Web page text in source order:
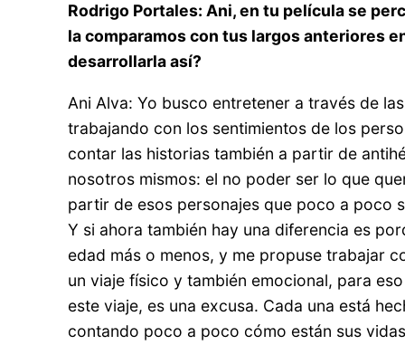
Rodrigo Portales: Ani, en tu película se
la comparamos con tus largos anteriores
desarrollarla así?
Ani Alva: Yo busco entretener a través de
trabajando con los sentimientos de los
contar las historias también a partir de
nosotros mismos: el no poder ser lo que
partir de esos personajes que poco a poco
Y si ahora también hay una diferencia es
edad más o menos, y me propuse trabajar
un viaje físico y también emocional, para
este viaje, es una excusa. Cada una está
contando poco a poco cómo están sus